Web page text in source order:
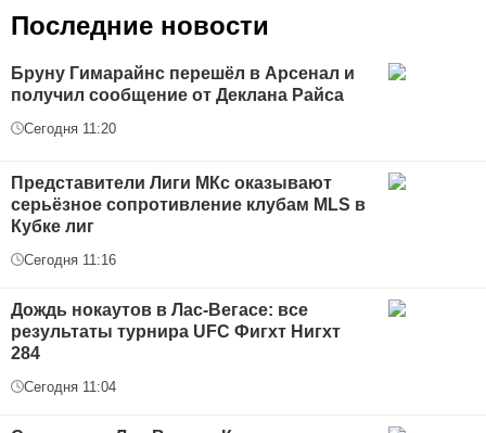
Последние новости
Бруну Гимарайнс перешёл в Арсенал и
получил сообщение от Деклана Райса
Сегодня 11:20
Представители Лиги МКс оказывают
серьёзное сопротивление клубам MLS в
Кубке лиг
Сегодня 11:16
Дождь нокаутов в Лас-Вегасе: все
результаты турнира UFC Фигхт Нигхт
284
Сегодня 11:04